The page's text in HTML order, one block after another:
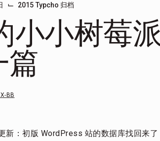
⌙ 2015 Typcho 归档
小小树莓
篇
BB
新：初版 WordPress 站的数据库找回来了